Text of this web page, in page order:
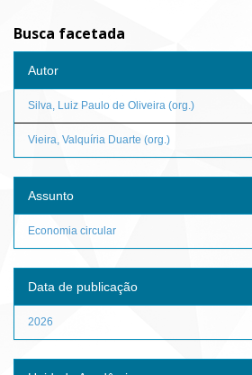
Busca facetada
Autor
Silva, Luiz Paulo de Oliveira (org.)
Vieira, Valquíria Duarte (org.)
Assunto
Economia circular
Data de publicação
2026